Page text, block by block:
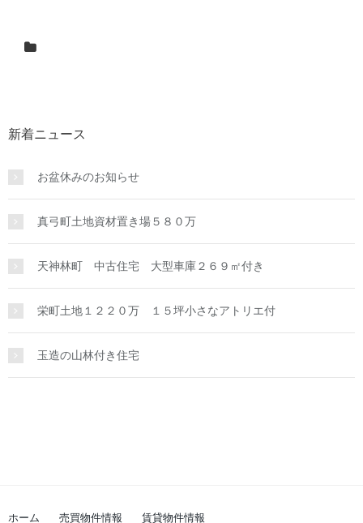
新着ニュース
お盆休みのお知らせ
真弓町土地資材置き場５８０万
天神林町 中古住宅 大型車庫２６９㎡付き
栄町土地１２２０万 １５坪小さなアトリエ付
玉造の山林付き住宅
ホーム 売買物件情報 賃貸物件情報